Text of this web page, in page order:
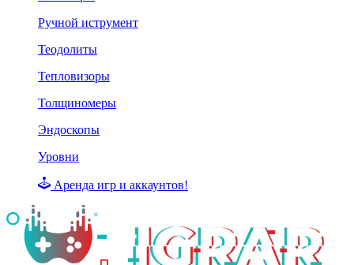
Ручной иструмент
Теодолиты
Тепловизоры
Толщиномеры
Эндоскопы
Уровни
Аренда игр и аккаунтов!